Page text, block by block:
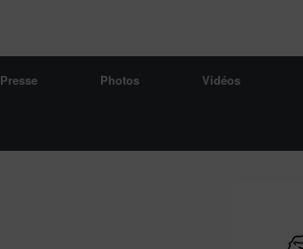
Presse Photos Vidéos